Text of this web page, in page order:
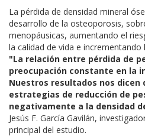
La pérdida de densidad mineral
desarrollo de la osteoporosis,
menopáusicas, aumentando el
la calidad de vida e
"La relación entre pérdida de
preocupación constante en la
Nuestros resultados nos dicen
estrategias de reducción de
negativamente a la densidad
Jesús F. García Gavilán,
principal del estudio.